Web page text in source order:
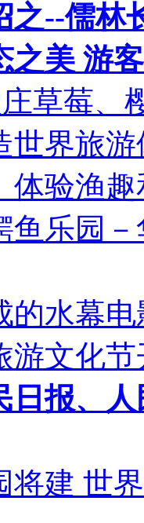
之--儒林
之美 游
草莓、
世界旅
体验渔
鱼乐园
的水幕
游文化
日报、
将建 世